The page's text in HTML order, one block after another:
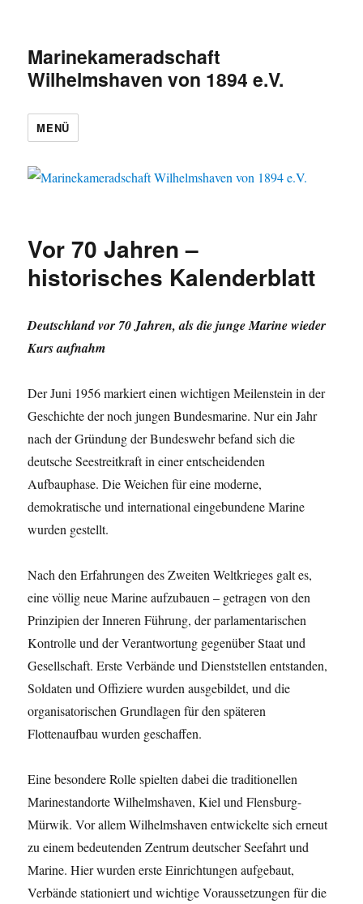
Marinekameradschaft
Wilhelmshaven von 1894 e.V.
MENÜ
Vor 70 Jahren –
historisches Kalenderblatt
Deutschland vor 70 Jahren, als die junge Marine wieder
Kurs aufnahm
Der Juni 1956 markiert einen wichtigen Meilenstein in der
Geschichte der noch jungen Bundesmarine. Nur ein Jahr
nach der Gründung der Bundeswehr befand sich die
deutsche Seestreitkraft in einer entscheidenden
Aufbauphase. Die Weichen für eine moderne,
demokratische und international eingebundene Marine
wurden gestellt.
Nach den Erfahrungen des Zweiten Weltkrieges galt es,
eine völlig neue Marine aufzubauen – getragen von den
Prinzipien der Inneren Führung, der parlamentarischen
Kontrolle und der Verantwortung gegenüber Staat und
Gesellschaft. Erste Verbände und Dienststellen entstanden,
Soldaten und Offiziere wurden ausgebildet, und die
organisatorischen Grundlagen für den späteren
Flottenaufbau wurden geschaffen.
Eine besondere Rolle spielten dabei die traditionellen
Marinestandorte Wilhelmshaven, Kiel und Flensburg-
Mürwik. Vor allem Wilhelmshaven entwickelte sich erneut
zu einem bedeutenden Zentrum deutscher Seefahrt und
Marine. Hier wurden erste Einrichtungen aufgebaut,
Verbände stationiert und wichtige Voraussetzungen für die